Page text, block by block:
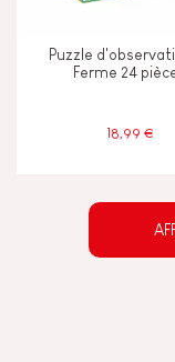
Puzzle
Ferme 24
18,99 €